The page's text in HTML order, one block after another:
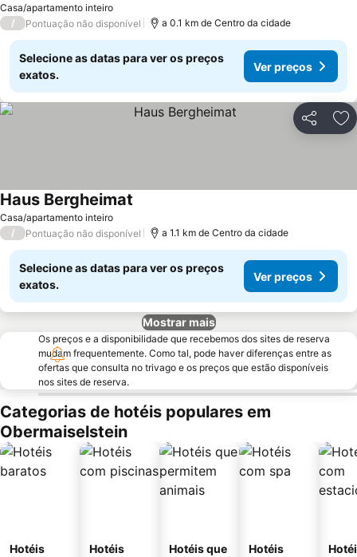
Casa/apartamento inteiro
/ Pontuação não disponível a 0.1 km de Centro da cidade
Selecione as datas para ver os preços
exatos.
Ver preços
Partilhar
Casa/apartamento inteiro
Haus Bergheimat
/ Pontuação não disponível a 1.1 km de Centro da cidade
Selecione as datas para ver os preços
exatos.
Ver preços
Mostrar mais
Os preços e a disponibilidade que recebemos dos sites de reserva
mudam frequentemente. Como tal, pode haver diferenças entre as
ofertas que consulta no trivago e os preços que estão disponíveis
nos sites de reserva.
Categorias de hotéis populares em
Obermaiselstein
Hotéis
Hotéis
Hotéis que
Hotéis